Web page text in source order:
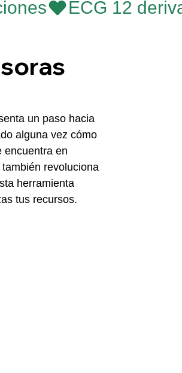
un paso hacia
alguna vez cómo
encuentra en
revoluciona
herramienta
tus recursos.